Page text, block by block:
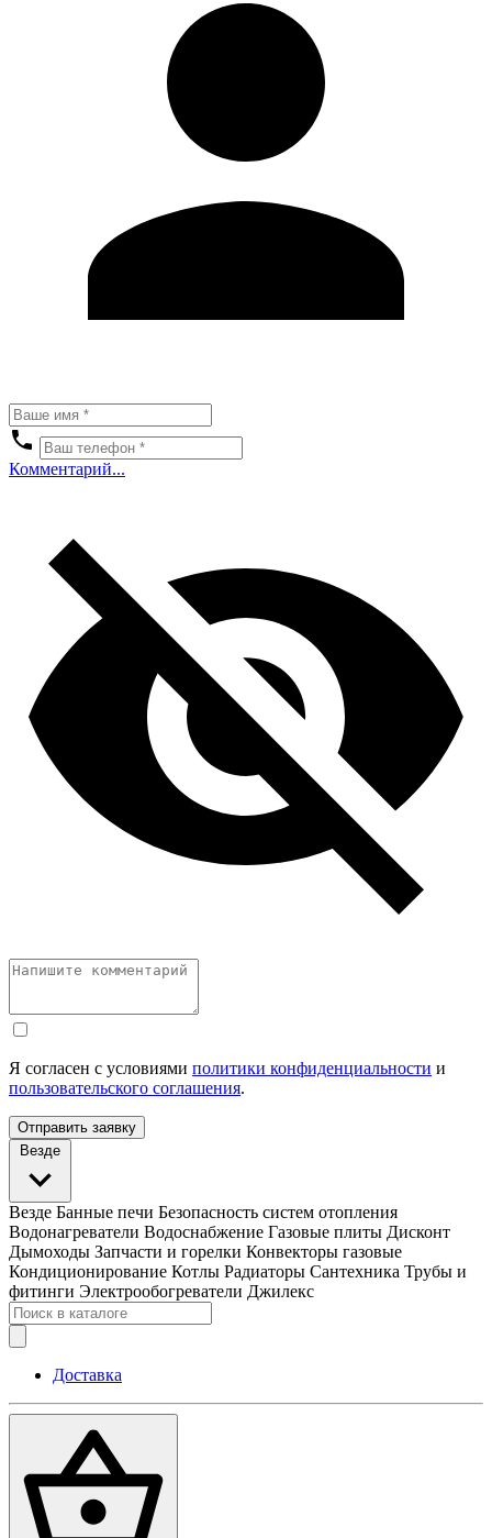
Комментарий...
Я согласен с условиями политики конфиденциальности и
пользовательского соглашения.
Отправить заявку
Везде
Везде Банные печи Безопасность систем отопления
Водонагреватели Водоснабжение Газовые плиты Дисконт
Дымоходы Запчасти и горелки Конвекторы газовые
Кондиционирование Котлы Радиаторы Сантехника Трубы и
фитинги Электрообогреватели Джилекс
Доставка